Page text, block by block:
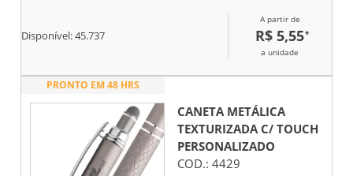
Disponível:45.737
A partir de
R$ 5,55*
a unidade
PRONTO EM 48 HRS
CANETA METÁLICA
TEXTURIZADA C/ TOUCH
PERSONALIZADO
COD.: 4429